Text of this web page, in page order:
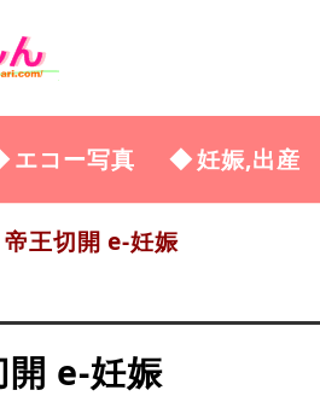
エコー写真 妊娠,出産
帝王切開 e-妊娠
開 e-妊娠